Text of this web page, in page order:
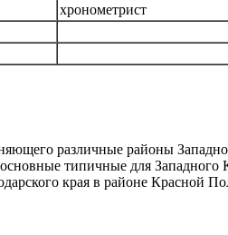
хронометрист
различные районы
типичные для Западного
края в районе Красной